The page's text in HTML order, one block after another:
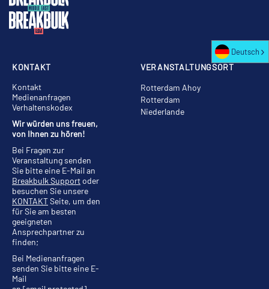
VERANSTALTUNGSORT
Rotterdam Ahoy
Rotterdam
Niederlande
KONTAKT
Kontakt
Medienanfragen
Verhaltenskodex
Wir würden uns freuen,
von Ihnen zu hören!
Bei Fragen zur
Veranstaltung senden
Sie bitte eine E-Mail an
Breakbulk Supportoder
besuchen Sie unsere
KONTAKTSeite, um den
für Sie am besten
geeigneten
Ansprechpartner zu
finden;
Bei Medienanfragen
senden Sie bitte eine E-
Mail
Deutsch